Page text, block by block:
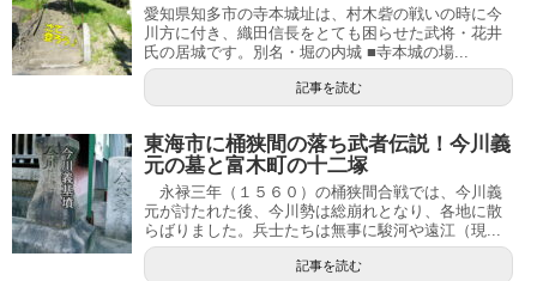
愛知県知多市の寺本城址は、村木砦の戦いの時に今
川方に付き、織田信長をとても困らせた武将・花井
氏の居城です。別名・堀の内城 ■寺本城の場...
記事を読む
東海市に桶狭間の落ち武者伝説！今川義
元の墓と富木町の十二塚
永禄三年（１５６０）の桶狭間合戦では、今川義
元が討たれた後、今川勢は総崩れとなり、各地に散
らばりました。兵士たちは無事に駿河や遠江（現...
記事を読む